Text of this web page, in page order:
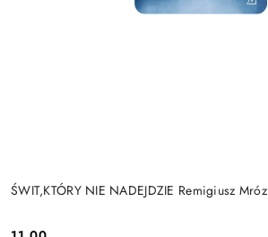
ŚWIT,KTÓRY NIE NADEJDZIE Remigiusz Mróz